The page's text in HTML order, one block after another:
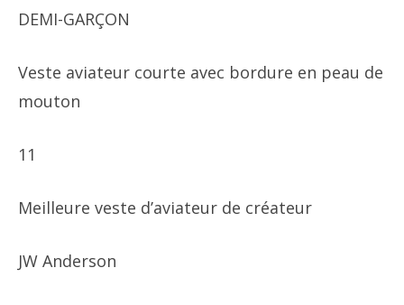
DEMI-GARÇON
Veste aviateur courte avec bordure en peau de
mouton
11
Meilleure veste d’aviateur de créateur
JW Anderson